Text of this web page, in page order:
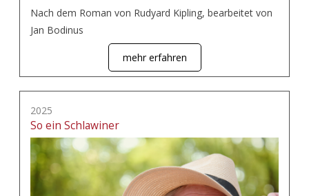
Nach dem Roman von Rudyard Kipling, bearbeitet von
Jan Bodinus
mehr erfahren
2025
So ein Schlawiner